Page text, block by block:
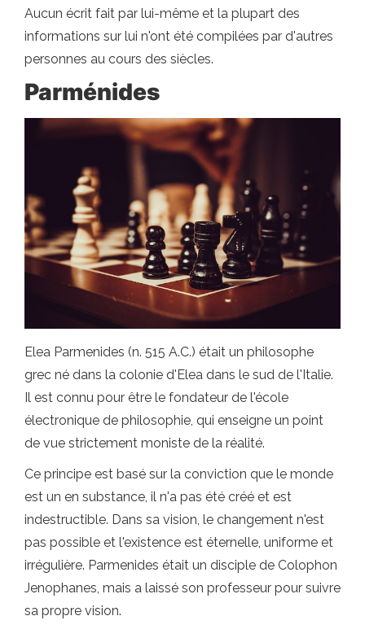
Aucun écrit fait par lui-même et la plupart des
informations sur lui n'ont été compilées par d'autres
personnes au cours des siècles.
Parménides
Elea Parmenides (n. 515 A.C.) était un philosophe
grec né dans la colonie d'Elea dans le sud de l'Italie.
Il est connu pour être le fondateur de l'école
électronique de philosophie, qui enseigne un point
de vue strictement moniste de la réalité.
Ce principe est basé sur la conviction que le monde
est un en substance, il n'a pas été créé et est
indestructible. Dans sa vision, le changement n'est
pas possible et l'existence est éternelle, uniforme et
irrégulière. Parmenides était un disciple de Colophon
Jenophanes, mais a laissé son professeur pour suivre
sa propre vision.